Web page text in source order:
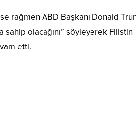
rağmen ABD Başkanı Donald
sahip olacağını” söyleyerek Filistin
etti.